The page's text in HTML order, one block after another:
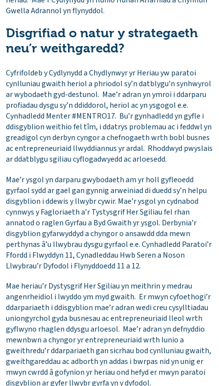
Gwella Adrannol yn flynyddol.
Disgrifiad o natur y strategaeth
neu’r weithgaredd?
Cyfrifoldeb y Cydlynydd a Chydlynwyr yr Heriau yw paratoi
cynlluniau gwaith heriol a phriodol sy’n datblygu’n synhwyrol
ar wybodaeth gyd-destunol. Mae’r adran yn ymroi i ddarparu
profiadau dysgu sy’n ddiddorol, heriol ac yn ysgogol e.e.
Cynhadledd Menter #MENTRO17. Bu’r gynhadledd yn gyfle i
ddisgyblion weithio fel tîm, i ddatrys problemau ac i feddwl yn
greadigol cyn derbyn cyngor a chefnogaeth wrth bobl busnes
ac entrepreneuriaid llwyddiannus yr ardal. Rhoddwyd pwyslais
ar ddatblygu sgiliau cyflogadwyedd ac arloesedd.
Mae’r ysgol yn darparu gwybodaeth am yr holl gyfleoedd
gyrfaol sydd ar gael gan gynnig arweiniad di duedd sy’n helpu
disgyblion i ddewis y llwybr cywir. Mae’r ysgol yn cydnabod
cynnwys y Fagloriaeth a’r Tystysgrif Her Sgiliau fel rhan
annatod o raglen Gyrfau a Byd Gwaith yr ysgol. Derbynia’r
disgyblion gyfarwyddyd a chyngor o ansawdd dda mewn
perthynas â’u llwybrau dysgu gyrfaol e.e. Cynhadledd Paratoi’r
Ffordd i Flwyddyn 11, Cynadleddau Hwb Seren a Noson
Llwybrau’r Dyfodol i Flynyddoedd 11 a 12.
Mae heriau’r Dystysgrif Her Sgiliau yn meithrin y medrau
angenrheidiol i lwyddo ym myd gwaith. Er mwyn cyfoethogi’r
ddarpariaeth i ddisgyblion mae’r adran wedi creu cysylltiadau
uniongyrchol gyda busnesau ac entrepreneuriaid lleol wrth
gyflwyno rhaglen ddysgu arloesol. Mae’r adran yn defnyddio
mewnbwn a chyngor yr entrepreneuriaid wrth lunio a
gweithredu’r ddarpariaeth gan sicrhau bod cynlluniau gwaith,
gweithgareddau ac adborth yn addas i bwrpas nid yn unig er
mwyn cwrdd â gofynion yr heriau ond hefyd er mwyn paratoi
disgyblion ar gyfer llwybr gyrfa yn y dyfodol.